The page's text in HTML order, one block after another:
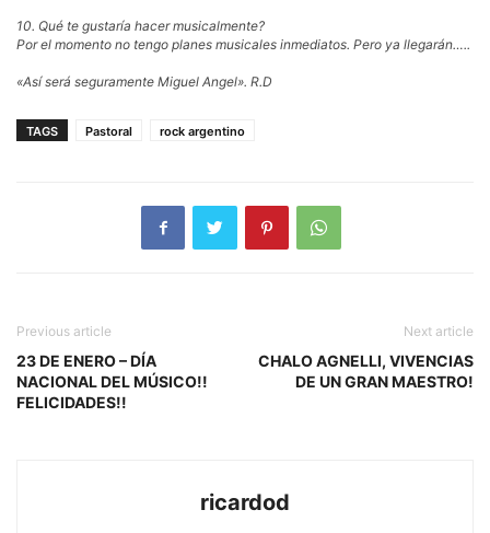
10. Qué te gustaría hacer musicalmente?
Por el momento no tengo planes musicales inmediatos. Pero ya llegarán…..
«Así será seguramente Miguel Angel». R.D
TAGS Pastoral rock argentino
Previous article
23 DE ENERO – DÍA
NACIONAL DEL MÚSICO!!
FELICIDADES!!
Next article
CHALO AGNELLI, VIVENCIAS
DE UN GRAN MAESTRO!
ricardod